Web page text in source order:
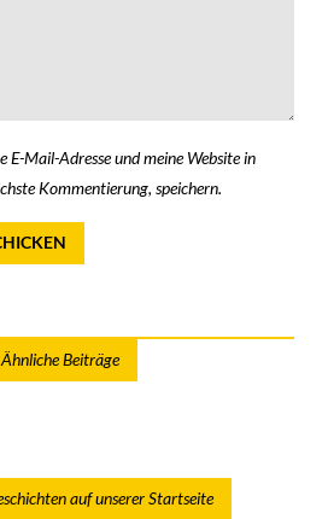
E-Mail-Adresse und meine Website in
Kommentierung, speichern.
Ähnliche Beiträge
auf unserer Startseite